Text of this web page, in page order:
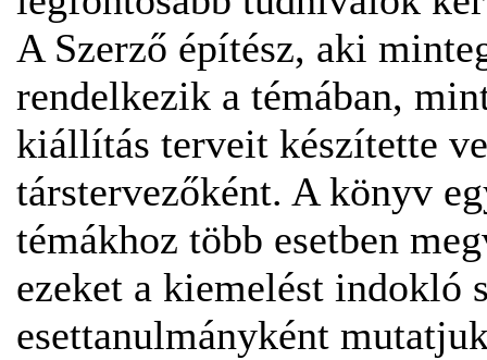
A Szerző építész, aki
rendelkezik a témában,
kiállítás terveit készítette
társtervezőként. A könyv
témákhoz több esetben
ezeket a kiemelést indokló
esettanulmányként